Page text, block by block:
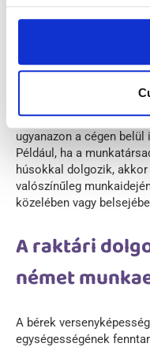
munkáltatójuk
Ne feledd, hogy a
bónuszok cégenként
ugyanazon a cégen
Például, ha a
húsokkal dolgozik,
valószínűleg
közelében vagy
A raktári
német
A bérek
egységességének